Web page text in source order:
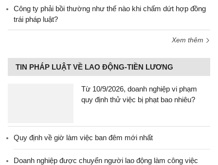
Công ty phải bồi thường như thế nào khi chấm dứt hợp đồng
trái pháp luật?
Xem thêm
TIN PHÁP LUẬT VỀ LAO ĐỘNG-TIỀN LƯƠNG
Từ 10/9/2026, doanh nghiệp vi phạm
quy định thử việc bị phạt bao nhiêu?
Quy định về giờ làm việc ban đêm mới nhất
Doanh nghiệp được chuyển người lao động làm công việc